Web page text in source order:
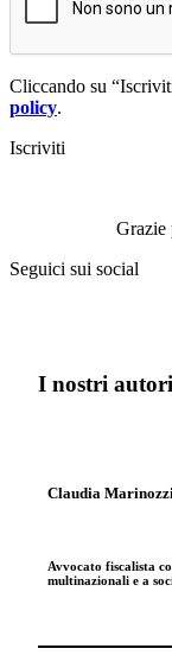
Cliccando su
policy.
Iscriviti
Grazie
Seguici sui social
I nostri autori
Claudia Marinozzi
Avvocato fiscalista
multinazionali e a